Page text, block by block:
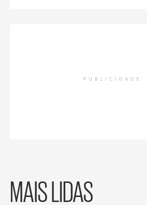
PUBLICIDADE
MAIS LIDAS